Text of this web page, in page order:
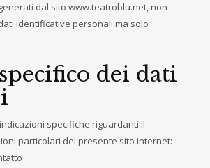
dal sito www.teatroblu.net, non
identificative personali ma solo
dei dati
specifiche riguardanti il
particolari del presente sito internet: